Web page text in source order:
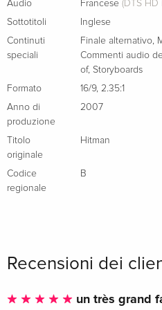
Audio
Francese (DTS HD
Sottotitoli
Inglese
Continuti
speciali
Finale alternativo
Commenti audio
of, Storyboards
Formato
16/9, 2.35:1
Anno di
produzione
2007
Titolo
originale
Hitman
Codice
regionale
B
Recensioni dei
un très grand